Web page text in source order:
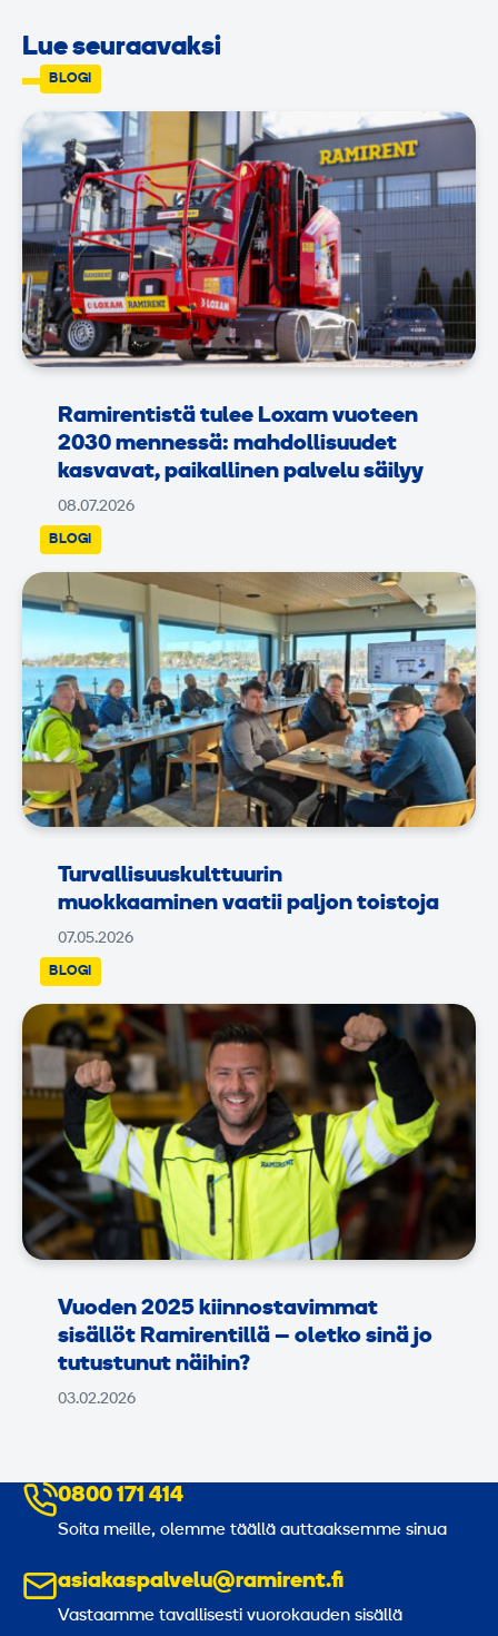
Lue seuraavaksi
Ramirentistä tulee Loxam vuoteen
2030 mennessä: mahdollisuudet
kasvavat, paikallinen palvelu säilyy
08.07.2026
BLOGI
Turvallisuuskulttuurin
muokkaaminen vaatii paljon toistoja
07.05.2026
BLOGI
Vuoden 2025 kiinnostavimmat
sisällöt Ramirentillä – oletko sinä jo
tutustunut näihin?
03.02.2026
BLOGI
0800 171 414
Soita meille, olemme täällä auttaaksemme sinua
asiakaspalvelu@ramirent.fi
Vastaamme tavallisesti vuorokauden sisällä